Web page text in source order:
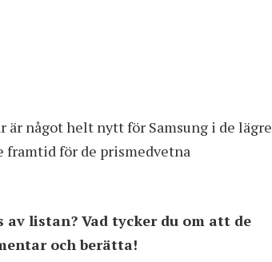
något helt nytt för Samsung i de lägre
framtid för de prismedvetna
listan? Vad tycker du om att de
och berätta!